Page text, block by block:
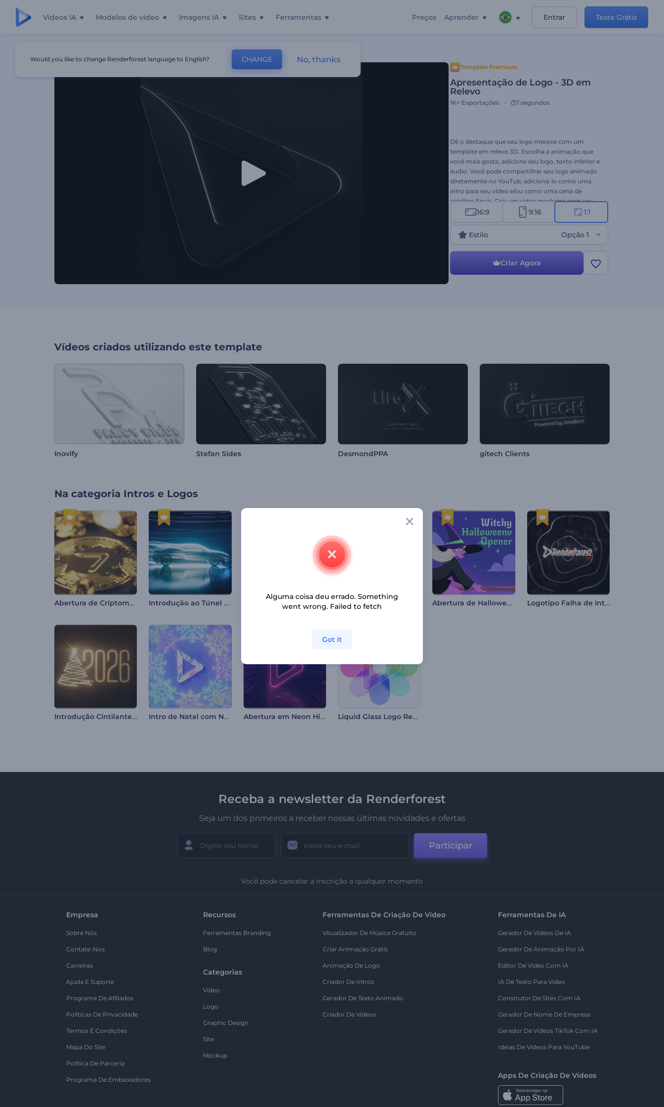
Vídeos IA Modelos de vídeo Imagens IA Sites Ferramentas Preços Aprender Entrar Teste Grátis
Template Premium
Apresentação de Logo - 3D em
Relevo
1K+ Exportações 7 segundos
Dê o destaque que seu logo merece com um
template em relevo 3D. Escolha a animação que
você mais gosta, adicione seu logo, texto inferior e
áudio. Você pode compartilhar seu logo animado
diretamente no YouTub, adicioná-lo como uma
intro para seu vídeo e/ou como uma cena de
créditos finais. Crie um vídeo moderno com seu
logo hoje mesmo!
16:9 9:16 1:1
Estilo Opção 1
Criar Agora
Vídeos criados utilizando este template
Inovify Stefan Sides DesmondPPA gitech Clients
Na categoria Intros e Logos
Abertura de Criptomoedas Introdução ao Túnel de Vento Automotivo Abertura de Halloween de Bruxa Logotipo Falha de Interferência
Introdução Cintilante de Natal Intro de Natal com Neve Abertura em Neon Hi-Tech Liquid Glass Logo Reveal
Receba a newsletter da Renderforest
Seja um dos primeiros a receber nossas últimas novidades e ofertas
Participar
Você pode cancelar a inscrição a qualquer momento
Empresa
Sobre Nós
Contate-Nos
Carreiras
Ajuda E Suporte
Programa De Afiliados
Políticas De Privacidade
Termos E Condições
Mapa Do Site
Política De Parceria
Programa De Embaixadores
Recursos
Ferramentas Branding
Blog
Categorias
Vídeo
Logo
Graphic Design
Site
Mockup
Ferramentas De Criação De Vídeo
Visualizador De Música Gratuito
Criar Animação Grátis
Animação De Logo
Criador De Intros
Gerador De Texto Animado
Criador De Vídeos
Ferramentas De IA
Gerador De Vídeos De IA
Gerador De Animação Por IA
Editor De Vídeo Com IA
IA De Texto Para Vídeo
Construtor De Sites Com IA
Gerador De Nome De Empresa
Gerador De Vídeos TikTok Com IA
Ideias De Vídeos Para YouTube
Apps De Criação De Vídeos
Would you like to change Renderforest language to English? CHANGE No, thanks
Alguma coisa deu errado. Something
went wrong. Failed to fetch
Got it